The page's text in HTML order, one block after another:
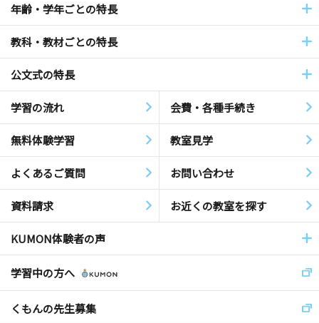
年齢・学年ごとの特長
教科・教材ごとの特長
公文式の特長
学習の流れ 会費・各種手続き
無料体験学習 教室見学
よくあるご質問 お問い合わせ
資料請求 お近くの教室を探す
KUMON体験者の声
学習中の方へ
くもんの先生募集